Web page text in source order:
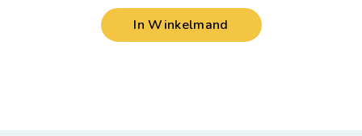
In Winkelmand